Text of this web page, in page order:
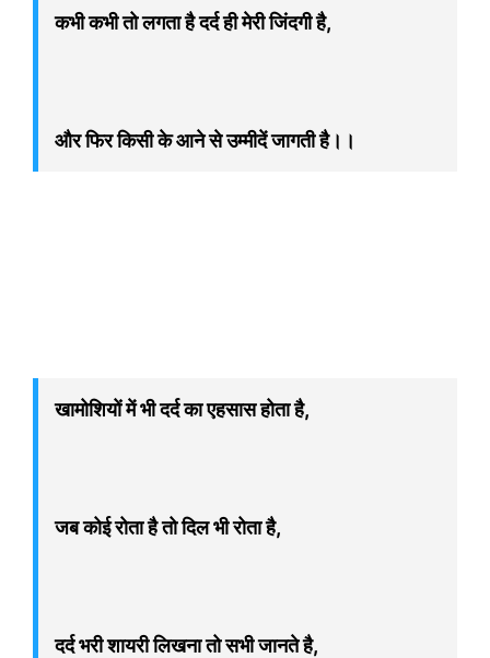
कभी कभी तो लगता है दर्द ही मेरी जिंदगी है,
और फिर किसी के आने से उम्मीदें जागती है।।
खामोशियों में भी दर्द का एहसास होता है,
जब कोई रोता है तो दिल भी रोता है,
दर्द भरी शायरी लिखना तो सभी जानते है,